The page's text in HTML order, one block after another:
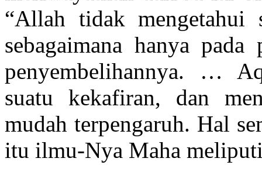
“Allah tidak mengetahui
sebagaimana hanya
penyembelihannya. …
suatu kekafiran, dan
mudah terpengaruh. Hal
itu ilmu-Nya Maha meliputi